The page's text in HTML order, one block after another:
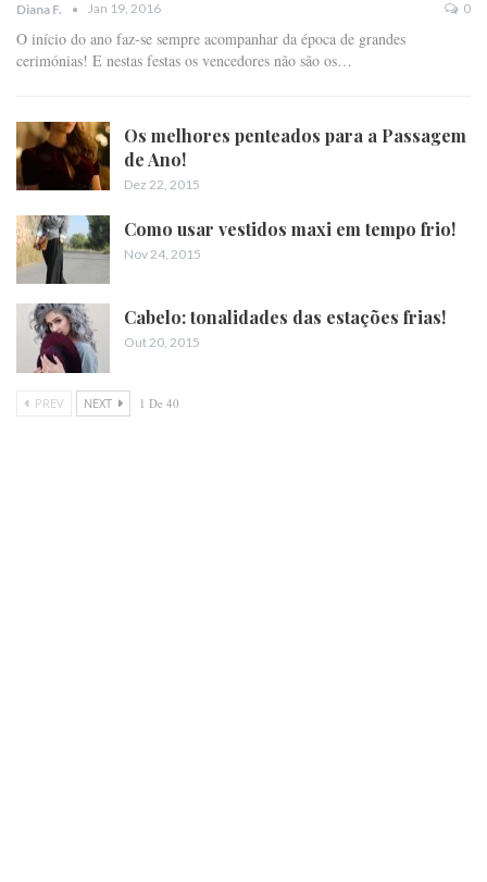
Diana F. Jan 19, 2016 0
O início do ano faz-se sempre acompanhar da época de grandes
cerimónias! E nestas festas os vencedores não são os…
Os melhores penteados para a Passagem
de Ano!
Dez 22, 2015
Como usar vestidos maxi em tempo frio!
Nov 24, 2015
Cabelo: tonalidades das estações frias!
Out 20, 2015
PREV NEXT 1 De 40